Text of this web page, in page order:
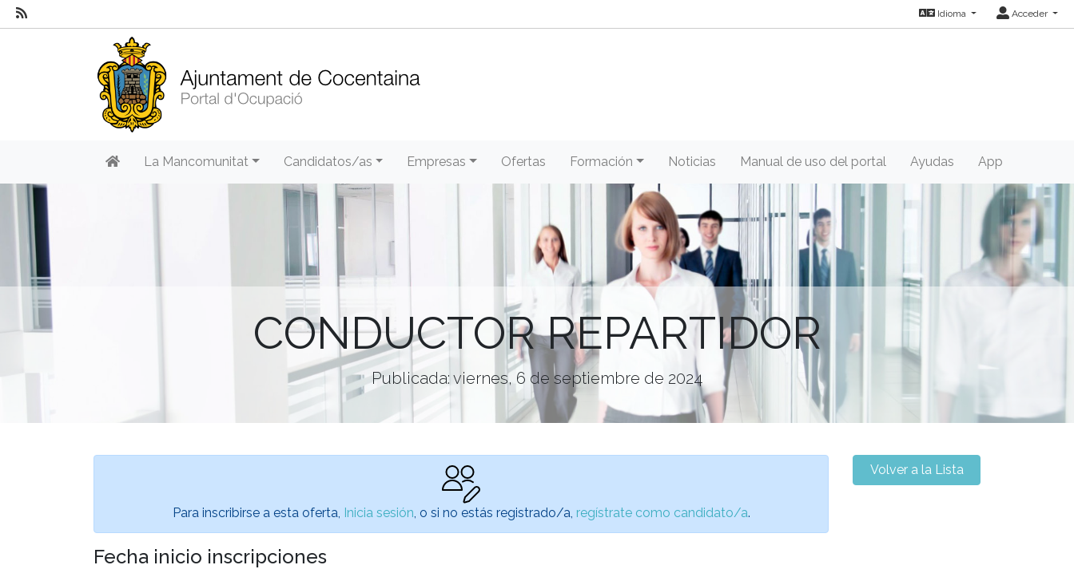
Idioma Acceder
La Mancomunitat Candidatos/as Empresas Ofertas Formación Noticias Manual de uso del portal Ayudas App
CONDUCTOR REPARTIDOR
Publicada: viernes, 6 de septiembre de 2024
Para inscribirse a esta oferta, Inicia sesión , o si no estás registrado/a, regístrate como candidato/a.
Fecha inicio inscripciones
Volver a la Lista